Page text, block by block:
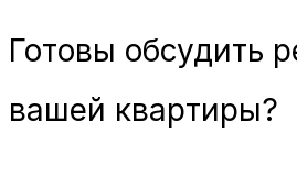
Готовы обсудить
вашей квартиры?